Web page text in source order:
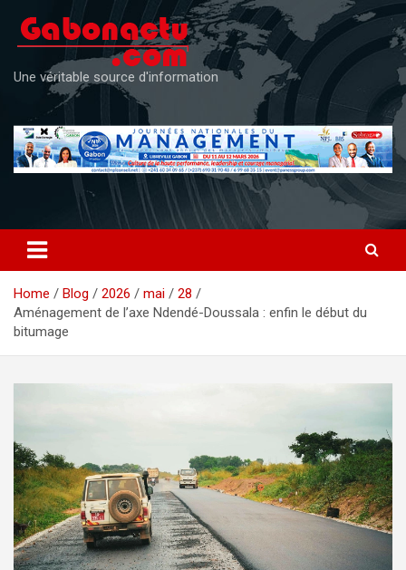
content
Une véritable source d'information
Home Blog 2026 mai
28
Aménagement de l’axe Ndendé-Doussala : enfin le début du
bitumage